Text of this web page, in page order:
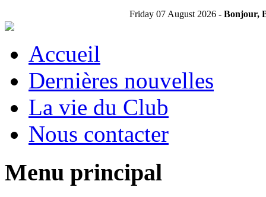
Friday 07 August 2026 - Bonjour,
Accueil
Dernières nouvelles
La vie du Club
Nous contacter
Menu principal